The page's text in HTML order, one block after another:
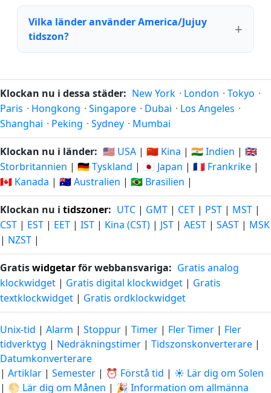
Vilka länder använder America/Jujuy
tidszon?
Klockan nu i dessa städer: New York · London · Tokyo ·
Paris · Hongkong · Singapore · Dubai · Los Angeles ·
Shanghai · Peking · Sydney · Mumbai
Klockan nu i länder: 🇺🇸 USA | 🇨🇳 Kina | 🇮🇳 Indien | 🇬🇧
Storbritannien | 🇩🇪 Tyskland | 🇯🇵 Japan | 🇫🇷 Frankrike |
🇨🇦 Kanada | 🇦🇺 Australien | 🇧🇷 Brasilien |
Klockan nu i tidszoner: UTC | GMT | CET | PST | MST |
CST | EST | EET | IST | Kina (CST) | JST | AEST | SAST | MSK
| NZST |
Gratiswidgetarför webbansvariga: Gratis analog
klockwidget | Gratis digital klockwidget | Gratis
textklockwidget | Gratis ordklockwidget
Unix-tid | Alarm | Stoppur | Timer | Fler Timer | Fler
tidverktyg | Nedräkningstimer | Tidszonskonverterare |
Datumkonverterare
| Artiklar | Semester | ⏰ Förstå tid | ☀️ Lär dig om Solen
| 🌕 Lär dig om Månen | 🎉 Information om allmänna